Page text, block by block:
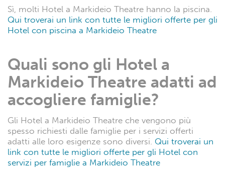
Sì, molti Hotel a Markideio Theatre hanno la piscina.
Qui troverai un link con tutte le migliori offerte per gli
Hotel con piscina a Markideio Theatre
Quali sono gli Hotel a
Markideio Theatre adatti ad
accogliere famiglie?
Gli Hotel a Markideio Theatre che vengono più
spesso richiesti dalle famiglie per i servizi offerti
adatti alle loro esigenze sono diversi. Qui troverai un
link con tutte le migliori offerte per gli Hotel con
servizi per famiglie a Markideio Theatre